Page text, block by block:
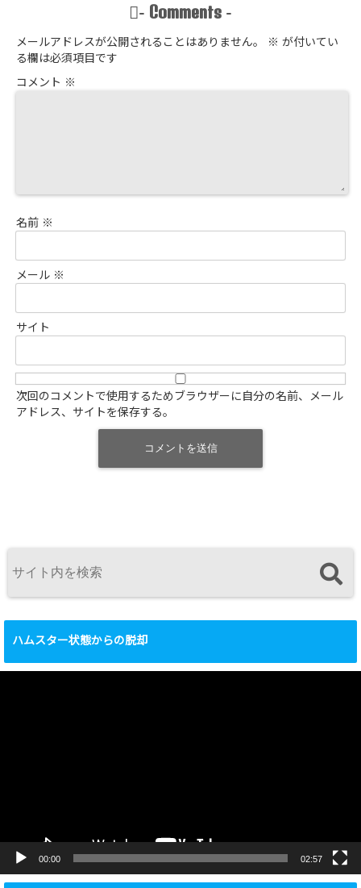
- Comments -
メールアドレスが公開されることはありません。 ※ が付いてい
る欄は必須項目です
コメント ※
名前 ※
メール ※
サイト
次回のコメントで使用するためブラウザーに自分の名前、メール
アドレス、サイトを保存する。
ハムスター状態からの脱却
00:00 02:57